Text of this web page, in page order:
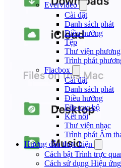
Evervideo
Cài đặt
Danh sách phát
Điều hướng
Tệp
Thư viện
Trình phát
Flacbox
Cài đặt
Danh sách phát
Điều hướng
File cục bộ
Kết nối
Thư viện nhạc
Trình phát Âm
Hướng dẫn thực hiện
Cách bật Trình trực
Cách sử dụng Hiệu